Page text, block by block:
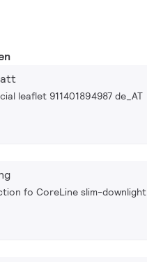
leaflet 911401894987 de_AT
fo CoreLine slim-downlight